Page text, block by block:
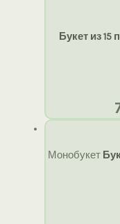
Букет из
Монобукет